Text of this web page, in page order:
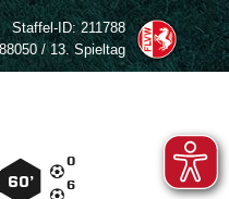
Staffel-ID:211788
/ 13. Spieltag


60’